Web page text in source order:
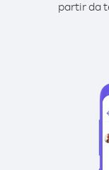
partir da